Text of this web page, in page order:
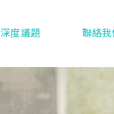
深度議題 聯絡